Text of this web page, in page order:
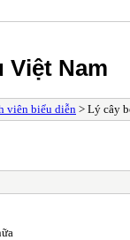
Việt Nam
viên biểu diễn > Lý cây